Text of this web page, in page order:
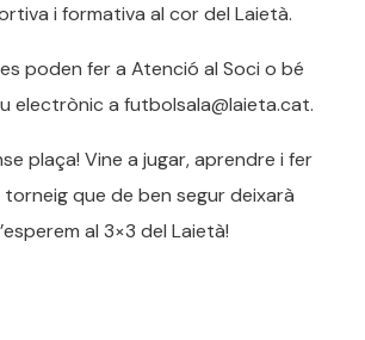
i formativa al cor del Laietà.
poden fer a Atenció al Soci o bé
electrònic a futbolsala@laieta.cat.
plaça! Vine a jugar, aprendre i fer
que de ben segur deixarà
al 3×3 del Laietà!